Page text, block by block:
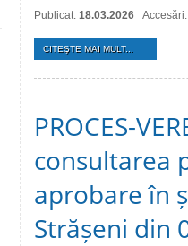
Publicat: 18.03.2026
CITEŞTE MAI MULT...
PROCES-
consultarea
aprobare în
Strășeni din